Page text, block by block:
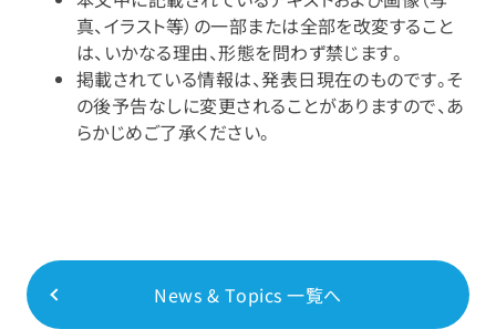
真、イラスト等）の一部または全部を改変すること
は、いかなる理由、形態を問わず禁じます。
掲載されている情報は、発表日現在のものです。そ
の後予告なしに変更されることがありますので、あ
らかじめご了承ください。
News & Topics 一覧へ